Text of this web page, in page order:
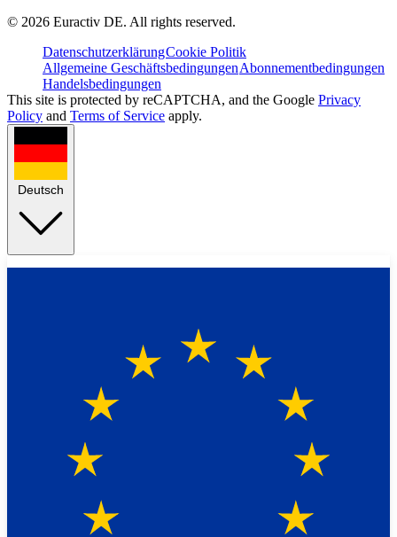
© 2026 Euractiv DE. All rights reserved.
DatenschutzerklärungCookie Politik
Allgemeine GeschäftsbedingungenAbonnementbedingungen
Handelsbedingungen
This site is protected by reCAPTCHA, and the Google Privacy
Policy and Terms of Service apply.
Deutsch